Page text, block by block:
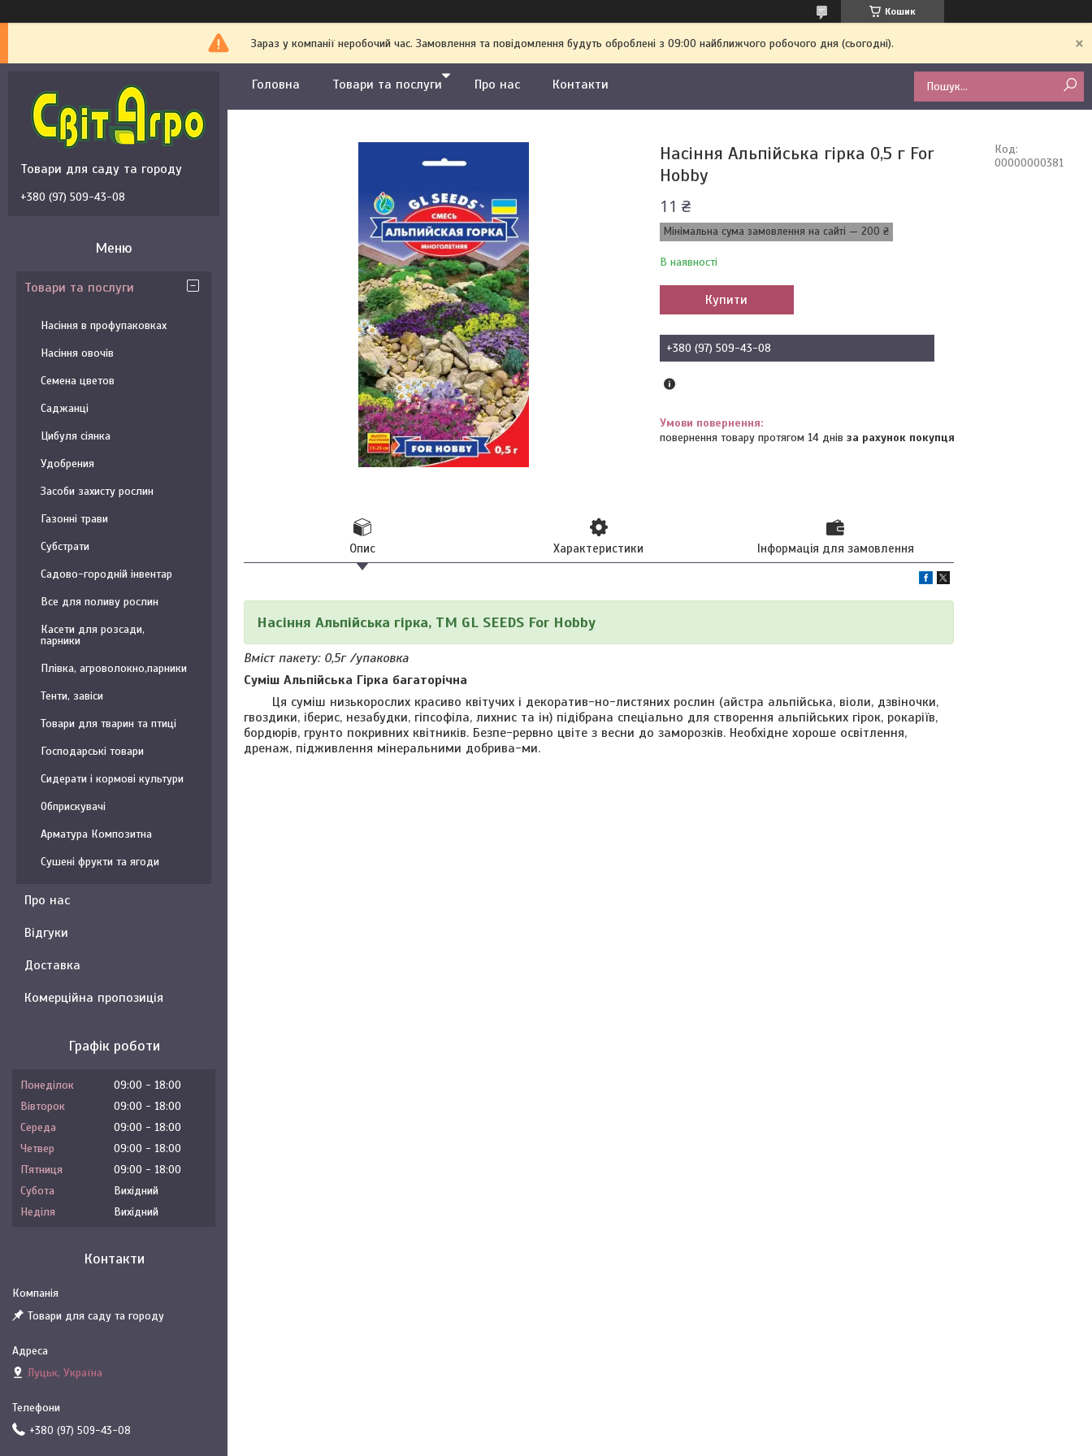
Кошик
Зараз у компанії неробочий час. Замовлення та повідомлення будуть оброблені з 09:00 найближчого робочого дня (сьогодні).
Головна Товари та послуги Про нас Контакти
Насіння Альпійська гірка 0,5 г For
Hobby
11 ₴
Мінімальна сума замовлення на сайті — 200 ₴
В наявності
Код:
00000000381
Купити
+380 (97) 509-43-08
повернення товару протягом 14 днів за рахунок покупця
Опис Характеристики Інформація для замовлення
Насіння Альпійська гірка, ТМ GL SEEDS For Hobby
Вміст пакету: 0,5г /упаковка
Суміш Альпійська Гірка багаторічна
Ця суміш низькорослих красиво квітучих і декоратив-но-листяних рослин (айстра альпійська, віоли, дзвіночки,
гвоздики, іберис, незабудки, гіпсофіла, лихнис та ін) підібрана спеціально для створення альпійських гірок, рокаріїв,
бордюрів, грунто покривних квітників. Безпе-рервно цвіте з весни до заморозків. Необхідне хороше освітлення,
дренаж, підживлення мінеральними добрива-ми.
Товари для саду та городу
+380 (97) 509-43-08
Товари та послуги
Насіння в профупаковках
Насіння овочів
Семена цветов
Саджанці
Цибуля сіянка
Удобрения
Засоби захисту рослин
Газонні трави
Субстрати
Садово-городній інвентар
Все для поливу рослин
Касети для розсади,
парники
Плівка, агроволокно,парники
Тенти, завіси
Товари для тварин та птиці
Господарські товари
Сидерати і кормові культури
Обприскувачі
Арматура Композитна
Сушені фрукти та ягоди
Про нас
Відгуки
Доставка
Комерційна пропозиція
Графік роботи
Понеділок 09:00
18:00
Вівторок
09:00
18:00
Середа
09:00
18:00
Четвер
09:00
18:00
Пʼятниця
09:00
18:00
Субота
Вихідний
Неділя
Вихідний
Контакти
Товари для саду та городу
Луцьк, Україна
+380 (97) 509-43-08